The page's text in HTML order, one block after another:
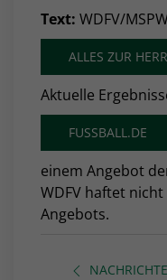
Text: WDFV/
ALLES ZUR
Aktuelle
FUSSBALL.DE
einem Angebot
WDFV haftet
Angebots.